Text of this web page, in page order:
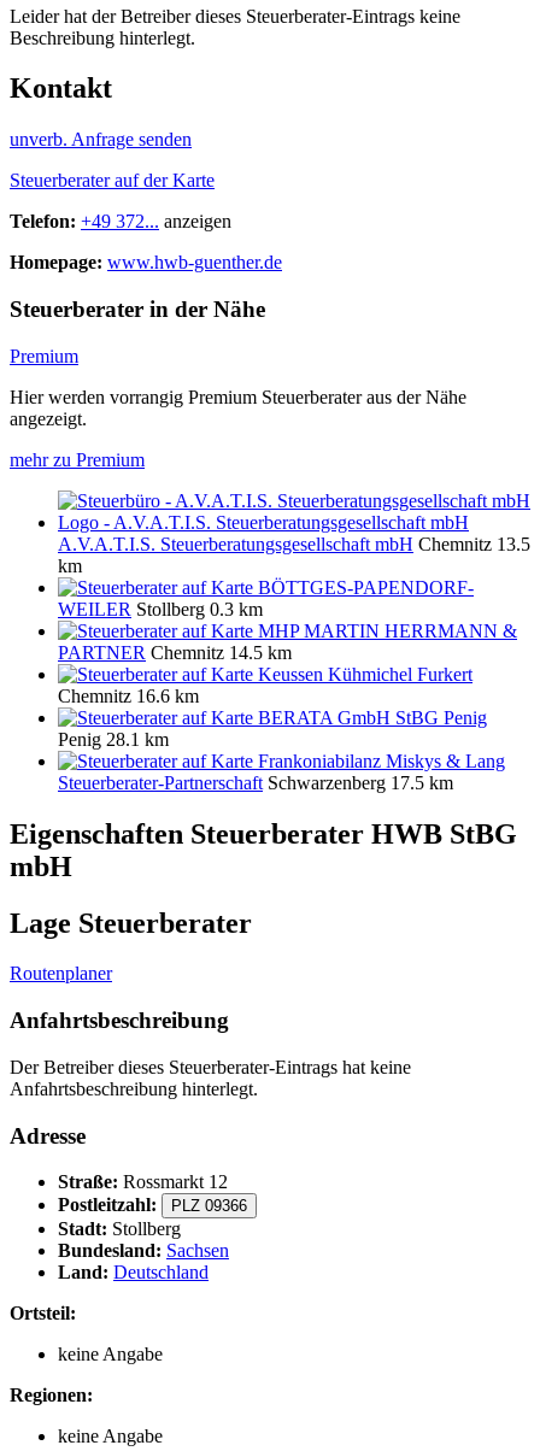
Leider hat der Betreiber dieses Steuerberater-Eintrags keine
Beschreibung hinterlegt.
Kontakt
unverb. Anfrage senden
Steuerberater auf der Karte
Telefon: +49 372... anzeigen
Homepage: www.hwb-guenther.de
Steuerberater in der Nähe
Premium
Hier werden vorrangig Premium Steuerberater aus der Nähe
angezeigt.
mehr zu Premium
A.V.A.T.I.S. Steuerberatungsgesellschaft mbH Chemnitz 13.5
km
BÖTTGES-PAPENDORF-
WEILER Stollberg 0.3 km
MHP MARTIN HERRMANN &
PARTNER Chemnitz 14.5 km
Keussen Kühmichel Furkert
Chemnitz 16.6 km
BERATA GmbH StBG Penig
Penig 28.1 km
Frankoniabilanz Miskys & Lang
Steuerberater-Partnerschaft Schwarzenberg 17.5 km
Eigenschaften Steuerberater HWB StBG
mbH
Lage Steuerberater
Routenplaner
Anfahrtsbeschreibung
Der Betreiber dieses Steuerberater-Eintrags hat keine
Anfahrtsbeschreibung hinterlegt.
Adresse
Straße: Rossmarkt 12
Postleitzahl:
PLZ 09366
Stadt: Stollberg
Bundesland: Sachsen
Land: Deutschland
Ortsteil:
keine Angabe
Regionen:
keine Angabe